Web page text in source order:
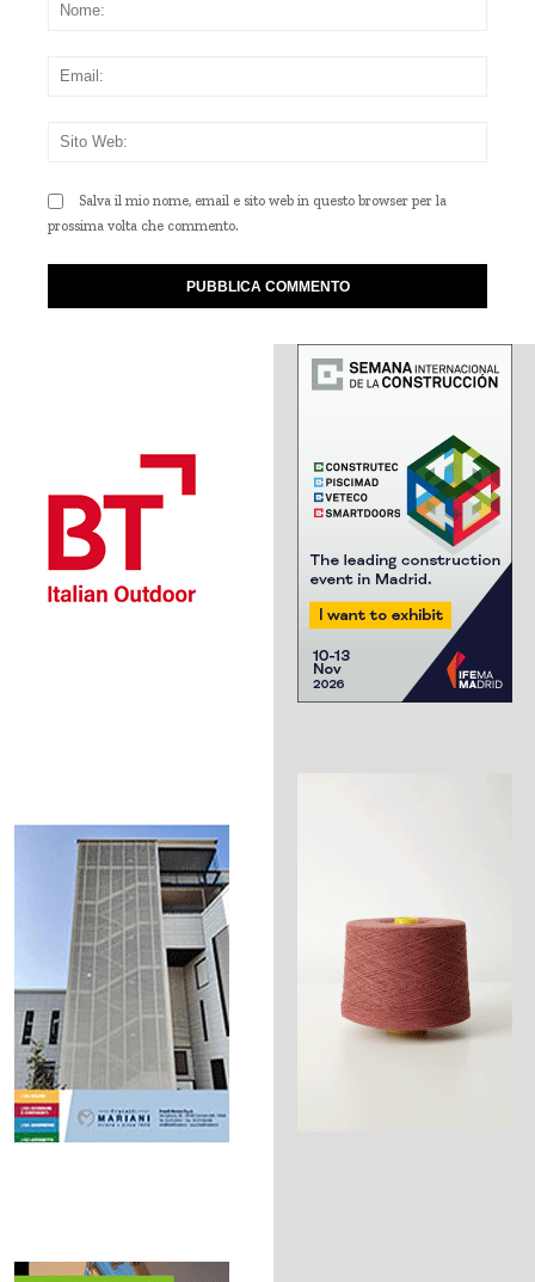
Salva il mio nome, email e sito web in questo browser per la
prossima volta che commento.